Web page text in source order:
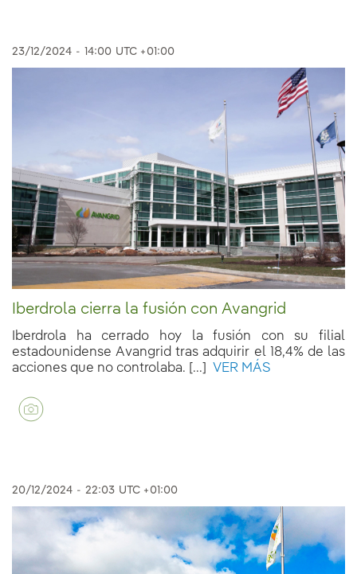
23/12/2024 - 14:00 UTC +01:00
Iberdrola cierra la fusión con Avangrid
Iberdrola ha cerrado hoy la fusión con su filial
estadounidense Avangrid tras adquirir el 18,4% de las
acciones que no controlaba. [...]
VER MÁS
20/12/2024 - 22:03 UTC +01:00